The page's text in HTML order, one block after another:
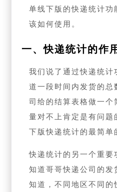
单线下版的快递统计功
该如何使用。
一、快递统计的作
我们说了通过快递统计
道一段时间内发货的总
司给的结算表格做一个
量对不上肯定是有问题
下版快递统计的最简单
快递统计的另一个重要
知道哥哥快递公司的发
知道，不同地区不同的